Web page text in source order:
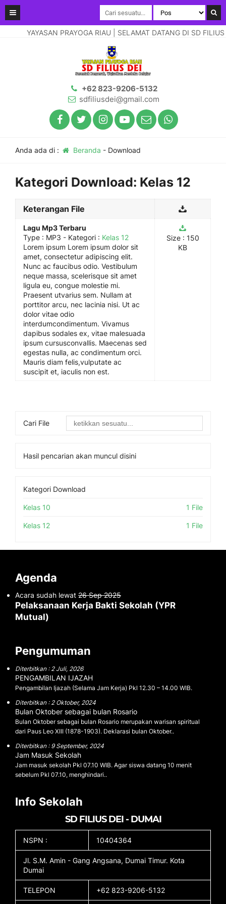
YAYASAN PRAYOGA RIAU | SELAMAT DATANG DI SD
+62 823-9206-5132
sdfiliusdei@gmail.com
Anda ada di : Beranda - Download
Kategori Download: Kelas 12
Keterangan File
Lagu Mp3 Terbaru
Type : MP3 - Kategori : Kelas 12
Lorem ipsum Lorem ipsum dolor sit
amet, consectetur adipiscing elit.
Nunc ac faucibus odio. Vestibulum
neque massa, scelerisque sit amet
ligula eu, congue molestie mi.
Praesent utvarius sem. Nullam at
porttitor arcu, nec lacinia nisi. Ut ac
dolor vitae odio
interdumcondimentum. Vivamus
dapibus sodales ex, vitae malesuada
ipsum cursusconvallis. Maecenas sed
egestas nulla, ac condimentum orci.
Mauris diam felis,vulputate ac
suscipit et, iaculis non est.
Size : 150
KB
Cari File
Hasil pencarian akan muncul disini
Kategori Download
Kelas 10 1 File
Kelas 12 1 File
Agenda
Acara sudah lewat 26 Sep 2025
Pelaksanaan Kerja Bakti Sekolah (YPR
Mutual)
Pengumuman
Diterbitkan : 2 Juli, 2026
PENGAMBILAN IJAZAH
Pengambilan Ijazah (Selama Jam Kerja) Pkl 12.30 – 14.00 WIB.
Diterbitkan : 2 Oktober, 2024
Bulan Oktober sebagai bulan Rosario
Bulan Oktober sebagai bulan Rosario merupakan warisan spiritual
dari Paus Leo XIII (1878-1903). Deklarasi bulan Oktober..
Diterbitkan : 9 September, 2024
Jam Masuk Sekolah
Jam masuk sekolah Pkl 07.10 WIB. Agar siswa datang 10 menit
sebelum Pkl 07.10, menghindari..
Info Sekolah
SD FILIUS DEI - DUMAI
NSPN : 10404364
Jl. S.M. Amin - Gang Angsana, Dumai Timur. Kota
Dumai
TELEPON +62 823-9206-5132